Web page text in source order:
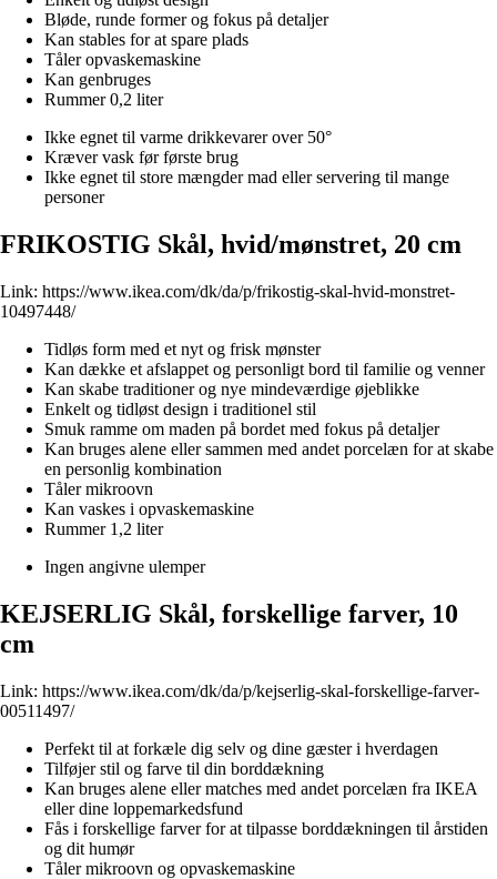
Bløde, runde former og fokus på detaljer
Kan stables for at spare plads
Tåler opvaskemaskine
Kan genbruges
Rummer 0,2 liter
Ikke egnet til varme drikkevarer over 50°
Kræver vask før første brug
Ikke egnet til store mængder mad eller servering til mange
personer
FRIKOSTIG Skål, hvid/mønstret, 20 cm
Link: https://www.ikea.com/dk/da/p/frikostig-skal-hvid-monstret-
10497448/
Tidløs form med et nyt og frisk mønster
Kan dække et afslappet og personligt bord til familie og venner
Kan skabe traditioner og nye mindeværdige øjeblikke
Enkelt og tidløst design i traditionel stil
Smuk ramme om maden på bordet med fokus på detaljer
Kan bruges alene eller sammen med andet porcelæn for at skabe
en personlig kombination
Tåler mikroovn
Kan vaskes i opvaskemaskine
Rummer 1,2 liter
Ingen angivne ulemper
KEJSERLIG Skål, forskellige farver, 10
cm
Link: https://www.ikea.com/dk/da/p/kejserlig-skal-forskellige-farver-
00511497/
Perfekt til at forkæle dig selv og dine gæster i hverdagen
Tilføjer stil og farve til din borddækning
Kan bruges alene eller matches med andet porcelæn fra IKEA
eller dine loppemarkedsfund
Fås i forskellige farver for at tilpasse borddækningen til årstiden
og dit humør
Tåler mikroovn og opvaskemaskine